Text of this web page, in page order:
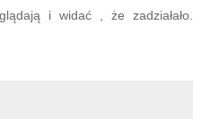
i widać , że zadziałało.